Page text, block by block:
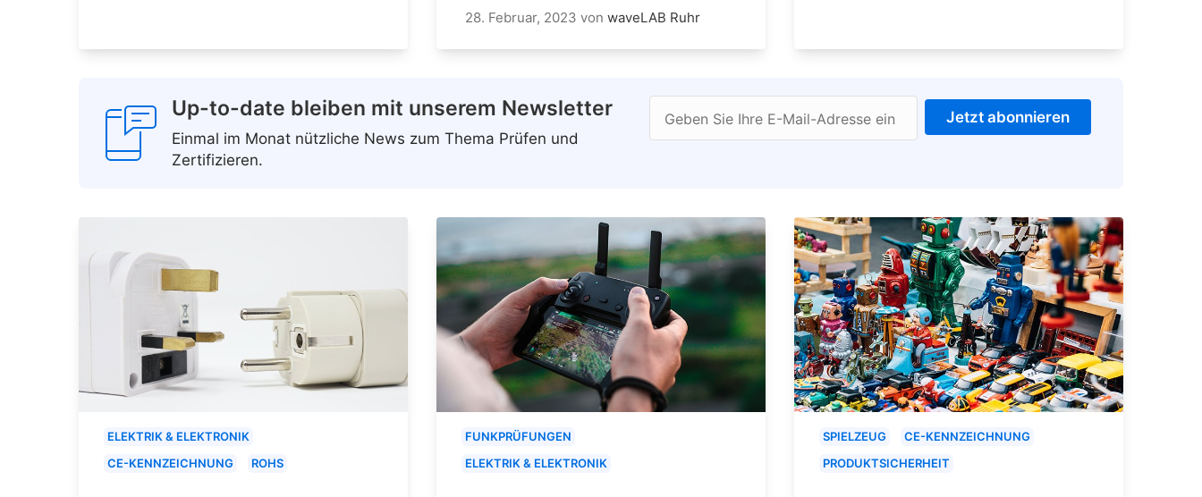
28. Februar, 2023 von waveLAB Ruhr
Up-to-date bleiben mit unserem Newsletter
Einmal im Monat nützliche News zum Thema Prüfen und
Zertifizieren.
Geben Sie Ihre E-Mail-Adresse ein Jetzt abonnieren
ELEKTRIK & ELEKTRONIK
CE-KENNZEICHNUNG
ROHS
FUNKPRÜFUNGEN
ELEKTRIK & ELEKTRONIK
SPIELZEUG
CE-KENNZEICHNUNG
PRODUKTSICHERHEIT